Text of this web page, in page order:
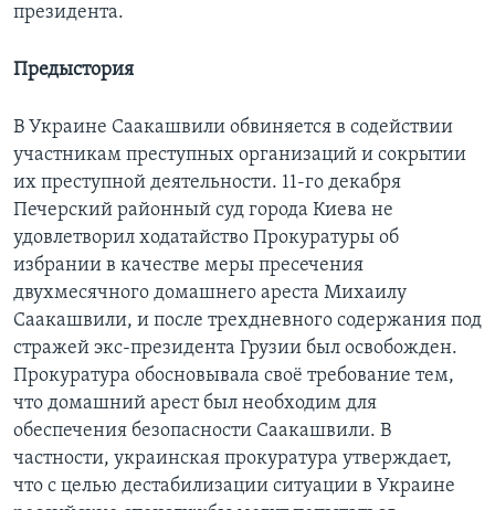
президента.
Предыстория
В Украине Саакашвили обвиняется в содействии
участникам преступных организаций и сокрытии
их преступной деятельности. 11-го декабря
Печерский районный суд города Киева не
удовлетворил ходатайство Прокуратуры об
избрании в качестве меры пресечения
двухмесячного домашнего ареста Михаилу
Саакашвили, и после трехдневного содержания под
стражей экс-президента Грузии был освобожден.
Прокуратура обосновывала своё требование тем,
что домашний арест был необходим для
обеспечения безопасности Саакашвили. В
частности, украинская прокуратура утверждает,
что с целью дестабилизации ситуации в Украине